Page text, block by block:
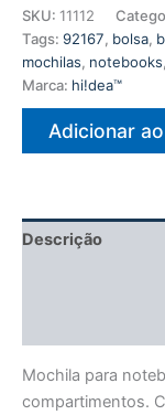
SKU: 11112
Tags: 92167, bolsa,
mochilas, notebooks
Marca: hi!dea™
Adicionar
Descrição
Mochila para
compartimentos.